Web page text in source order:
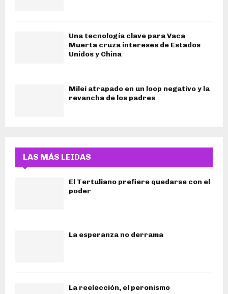
Una tecnología clave para Vaca
Muerta cruza intereses de Estados
Unidos y China
Milei atrapado en un loop negativo y la
revancha de los padres
LAS MÁS LEIDAS
El Tertuliano prefiere quedarse con el
poder
La esperanza no derrama
La reelección, el peronismo